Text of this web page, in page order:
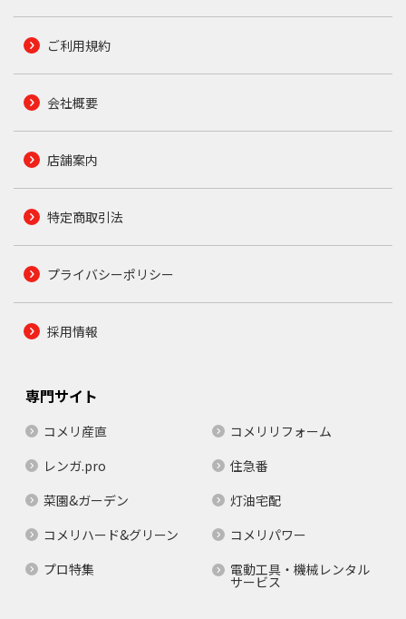
ご利用規約
会社概要
店舗案内
特定商取引法
プライバシーポリシー
採用情報
専門サイト
コメリ産直
コメリリフォーム
レンガ.pro
住急番
菜園&ガーデン
灯油宅配
コメリハード&グリーン
コメリパワー
プロ特集
電動工具・機械レンタル
サービス